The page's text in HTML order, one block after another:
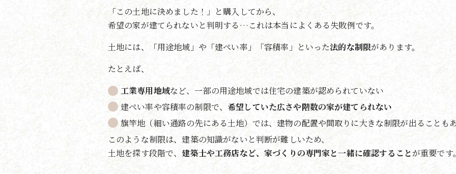
「この土地に決めました！」と購入してから、
希望の家が建てられないと判明する…これは本当によくある失敗例です。
土地には、「用途地域」や「建ぺい率」「容積率」といった法的な制限があります。
たとえば、
工業専用地域など、一部の用途地域では住宅の建築が認められていない
建ぺい率や容積率の制限で、 希望していた広さや階数の家が建てられない
旗竿地（細い通路の先にある土地）では、建物の配置や間取りに大きな制限が出ることも
このような制限は、建築の知識がないと判断が難しいため、
土地を探す段階で、 建築士や工務店など、家づくりの専門家と一緒に確認することが重要です